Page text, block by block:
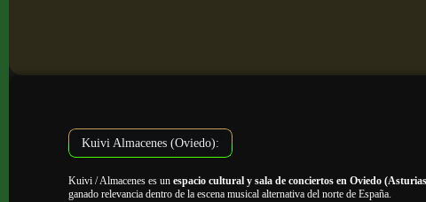
Kuivi Almacenes (Oviedo):
Kuivi / Almacenes es unespacio cultural y sala de conciertos en Oviedo
ganado relevancia dentro de la escena musical alternativa del norte de España.